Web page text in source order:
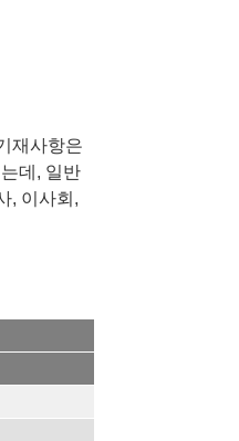
재사항은
데, 일반
, 이사회,